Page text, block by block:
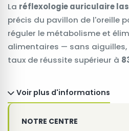
La réflexologie auriculaire
précis du pavillon de l'oreille
réguler le métabolisme et
alimentaires — sans
taux de réussite supérieur à
Voir plus d'informations
NOTRE CENTRE